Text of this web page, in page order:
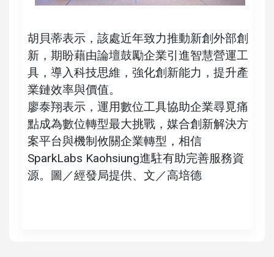
胡貝蒂表示，該處近年致力推動新創外部創
新，期盼藉由論壇鼓勵企業引進智慧營運工
具，導入科技思維，強化創新能力，提升產
業鏈效率與價值。
廖泰翔表示，運用數位工具協助企業尋覓痛
點成為數位轉型最大挑戰，媒合創新解決方
案平台與機制攸關企業轉型，相信
SparkLabs Kaohsiung進駐有助完善服務資
源。圖／經發局提供、文／高培德